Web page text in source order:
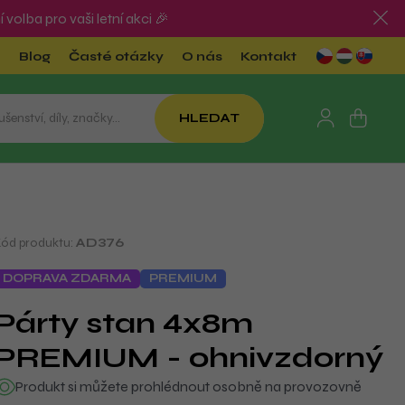
pro vaši letní akci 🎉
Blog Časté otázky O nás Kontakt
a
Firemní akce a catering
Rodinná oslava
Stánkový prodej
HLEDAT
produktu:AD376
DOPRAVA ZDARMA PREMIUM
stan 4x8m
- ohnivzdorný
Produkt si můžete prohlédnout osobně na provozovně